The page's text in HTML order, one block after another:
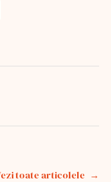
toate articolele